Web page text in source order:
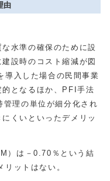
由
水準の確保のために設
設時のコスト縮減が図
入した場合の民間事業
となるほか、PFI手法
管理の単位が細分化され
くいといったデメリッ
）は－0.70％という結
ットはない。